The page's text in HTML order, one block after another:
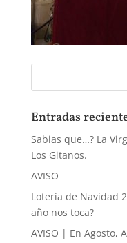
Entradas
Sabias que…? La
Los Gitanos.
AVISO
Lotería de Navidad
año nos toca?
AVISO | En Agosto,